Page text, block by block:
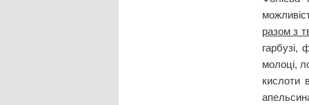
разом з
гарбузі,
молоці,
кислоти